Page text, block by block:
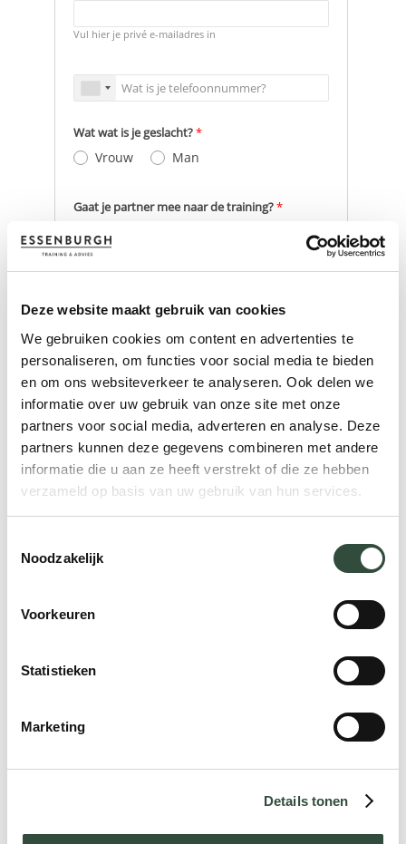
Deze website maakt gebruik van cookies
We gebruiken cookies om content en advertenties te
personaliseren, om functies voor social media te bieden
en om ons websiteverkeer te analyseren. Ook delen we
informatie over uw gebruik van onze site met onze
partners voor social media, adverteren en analyse. Deze
partners kunnen deze gegevens combineren met andere
informatie die u aan ze heeft verstrekt of die ze hebben
verzameld op basis van uw gebruik van hun services.
Noodzakelijk
Voorkeuren
Statistieken
Marketing
Details tonen